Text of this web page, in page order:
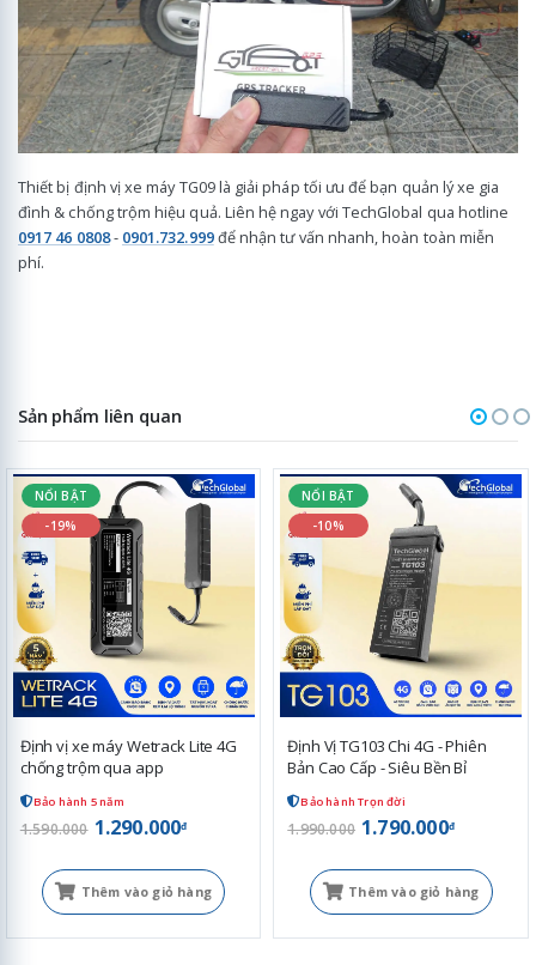
Thiết bị định vị xe máy TG09 là giải pháp tối ưu để bạn quản lý xe gia
đình & chống trộm hiệu quả. Liên hệ ngay với TechGlobal qua hotline
0917 46 0808- 0901.732.999để nhận tư vấn nhanh, hoàn toàn miễn
phí.
Sản phẩm liên quan
NỔI BẬT
-19%
Định vị xe máy Wetrack Lite 4G
chống trộm qua app
Bảo hành 5 năm
1.590.000 1.290.000đ
Thêm vào giỏ hàng
NỔI BẬT
-10%
Định Vị TG103 Chi 4G - Phiên
Bản Cao Cấp - Siêu Bền Bỉ
Bảo hành Trọn đời
1.990.000 1.790.000đ
Thêm vào giỏ hàng